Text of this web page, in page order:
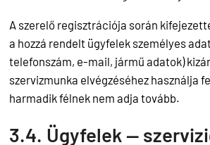
A szerelő regisztrációja során
a hozzá rendelt ügyfelek személyes
telefonszám, e-mail, jármű adatok)
szervizmunka elvégzéséhez használja
harmadik félnek nem adja tovább.
3.4. Ügyfelek —